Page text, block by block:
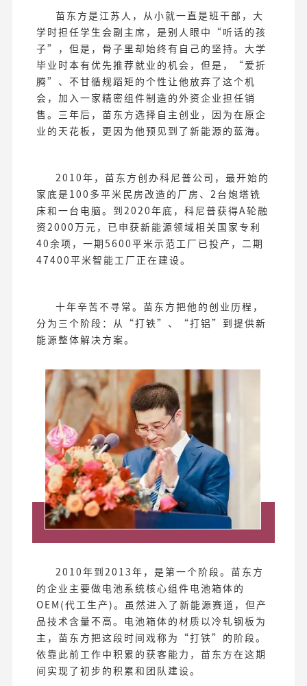
苗东方是江苏人，从小就一直是班干部，大
学时担任学生会副主席，是别人眼中“听话的孩
子”，但是，骨子里却始终有自己的坚持。大学
毕业时本有优先推荐就业的机会，但是，“爱折
腾”、不甘循规蹈矩的个性让他放弃了这个机
会，加入一家精密组件制造的外资企业担任销
售。三年后，苗东方选择自主创业，因为在原企
业的天花板，更因为他预见到了新能源的蓝海。
2010年，苗东方创办科尼普公司，最开始的
家底是100多平米民房改造的厂房、2台炮塔铣
床和一台电脑。到2020年底，科尼普获得A轮融
资2000万元，已申获新能源领域相关国家专利
40余项，一期5600平米示范工厂已投产，二期
47400平米智能工厂正在建设。
十年辛苦不寻常。苗东方把他的创业历程，
分为三个阶段：从“打铁”、“打铝”到提供新
能源整体解决方案。
2010年到2013年，是第一个阶段。苗东方
的企业主要做电池系统核心组件电池箱体的
OEM(代工生产)。虽然进入了新能源赛道，但产
品技术含量不高。电池箱体的材质以冷轧钢板为
主，苗东方把这段时间戏称为“打铁”的阶段。
依靠此前工作中积累的获客能力，苗东方在这期
间实现了初步的积累和团队建设。